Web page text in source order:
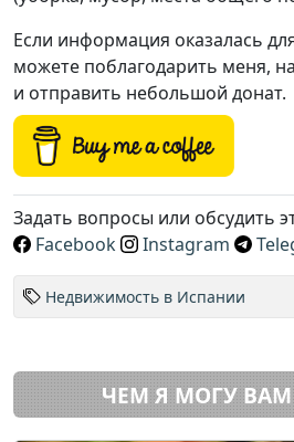
Если информация оказалась
можете поблагодарить меня,
и отправить небольшой донат.
Задать вопросы или обсудить
Facebook
Instagram
Недвижимость в Испании
ЧЕМ Я МОГУ